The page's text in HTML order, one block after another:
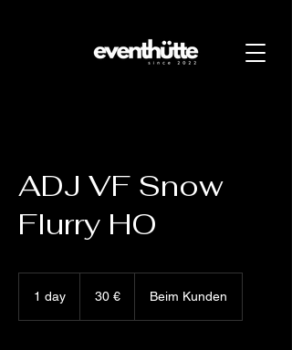
ADJ VF Snow
Flurry HO
1 day 30 € Beim Kunden